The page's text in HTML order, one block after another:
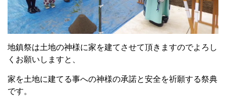
地鎮祭は土地の神様に家を建てさせて頂きますのでよろし
くお願いしますと、
家を土地に建てる事への神様の承諾と安全を祈願する祭典
です。